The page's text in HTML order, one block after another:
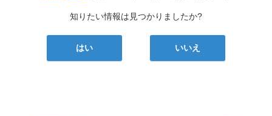
知りたい情報は見つかりましたか?
はい いいえ